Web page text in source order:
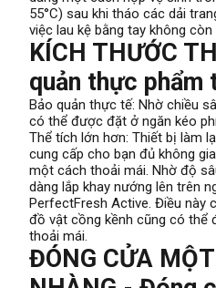
55°C) sau khi tháo các dải
việc lau kệ bằng tay không
KÍCH THƯỚC
quản thực phẩm
Bảo quản thực tế: Nhờ chiều
có thể được đặt ở ngăn kéo
Thể tích lớn hơn: Thiết bị làm
cung cấp cho bạn đủ không
một cách thoải mái. Nhờ độ
dàng lắp khay nướng lên trên
PerfectFresh Active. Điều này
đồ vật cồng kềnh cũng có thể
thoải mái.
ĐÓNG CỬA